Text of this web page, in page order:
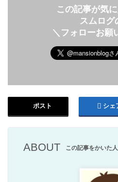
この記事が気に
スムログ
＼フォローお願
ポスト シェ
ABOUT この記事をかいた人